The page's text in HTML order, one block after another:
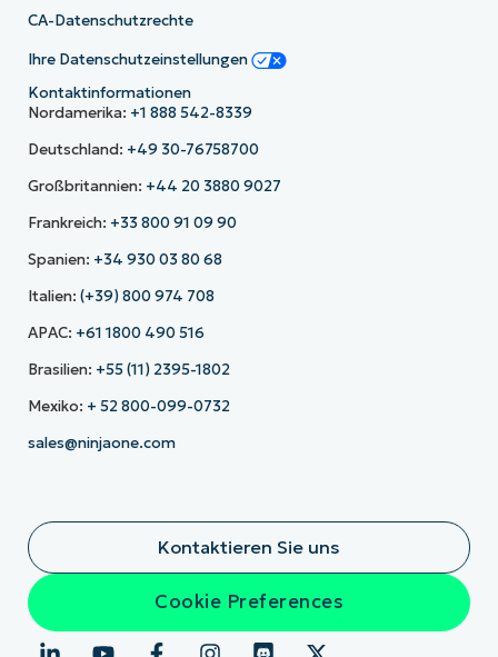
CA-Datenschutzrechte
Ihre Datenschutzeinstellungen
Kontaktinformationen
Nordamerika: +1 888 542-8339
Deutschland: +49 30-76758700
Großbritannien: +44 20 3880 9027
Frankreich: +33 800 91 09 90
Spanien: +34 930 03 80 68
Italien: (+39) 800 974 708
APAC: +61 1800 490 516
Brasilien: +55 (11) 2395-1802
Mexiko: + 52 800-099-0732
sales@ninjaone.com
Kontaktieren Sie uns
Cookie Preferences